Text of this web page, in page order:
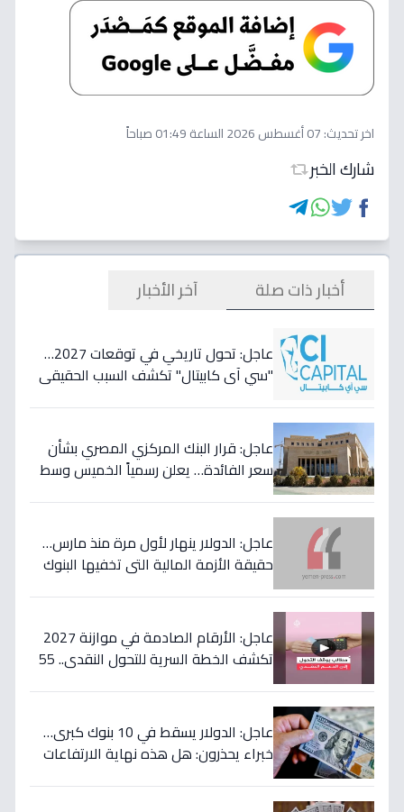
اخر تحديث:07 أغسطس 2026 الساعة 01:49 صباحاً
شارك الخبر
أخبار ذات صلة آخر الأخبار
عاجل: تحول تاريخي في توقعات 2027…
"سي آي كابيتال" تكشف السبب الحقيقي
عاجل: قرار البنك المركزي المصري بشأن
سعر الفائدة… يعلن رسمياً الخميس وسط
عاجل: الدولار ينهار لأول مرة منذ مارس…
حقيقة الأزمة المالية التي تخفيها البنوك
عاجل: الأرقام الصادمة في موازنة 2027
تكشف الخطة السرية للتحول النقدي.. 55
عاجل: الدولار يسقط في 10 بنوك كبرى…
خبراء يحذرون: هل هذه نهاية الارتفاعات